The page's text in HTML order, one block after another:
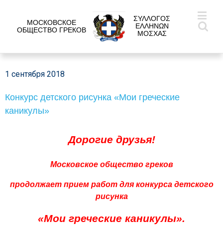
МОСКОВСКОЕ
ОБЩЕСТВО ГРЕКОВ
ΣΥΛΛΟΓΟΣ
ΕΛΛΗΝΩΝ
ΜΟΣΧΑΣ
1 сентября 2018
Конкурс детского рисунка «Мои греческие
каникулы»
Дорогие друзья!
Московское общество греков
продолжает прием работ для конкурса детского
рисунка
«Мои греческие каникулы».